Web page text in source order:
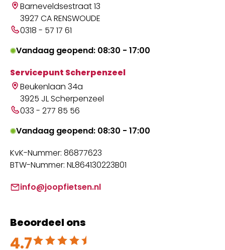
Barneveldsestraat 13
3927 CA RENSWOUDE
0318 - 57 17 61
Vandaag geopend: 08:30 - 17:00
Servicepunt Scherpenzeel
Beukenlaan 34a
3925 JL Scherpenzeel
033 - 277 85 56
Vandaag geopend: 08:30 - 17:00
KvK-Nummer: 86877623
BTW-Nummer: NL864130223B01
info@joopfietsen.nl
Beoordeel ons
4.7
Beoordeeld met 4.7 uit 5